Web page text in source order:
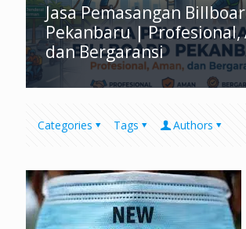
Jasa Pemasangan
Pekanbaru | Profesional,
dan Bergaransi
Categories Tags Authors